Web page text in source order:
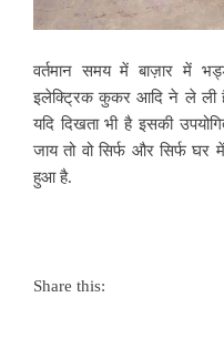
वर्तमान समय में बाज़ार में
इलेक्ट्रिक कुकर आदि ने ले
यदि दिखता भी है इसकी
जाय तो वो सिर्फ और सिर्फ
हुआ है.
Share this: